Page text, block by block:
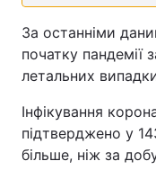
Тема оформлення
За останніми
початку пандемії
летальних
Інфікування
підтверджено у
більше, ніж за